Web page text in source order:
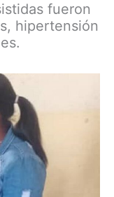
fueron
hipertensión